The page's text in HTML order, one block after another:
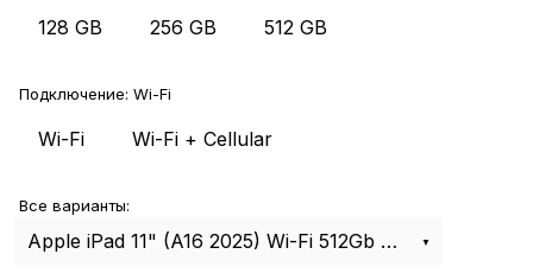
128 GB 256 GB 512 GB
Подключение: Wi-Fi
Wi-Fi Wi-Fi + Cellular
Все варианты:
Apple iPad 11" (A16 2025) Wi-Fi 512Gb Blue